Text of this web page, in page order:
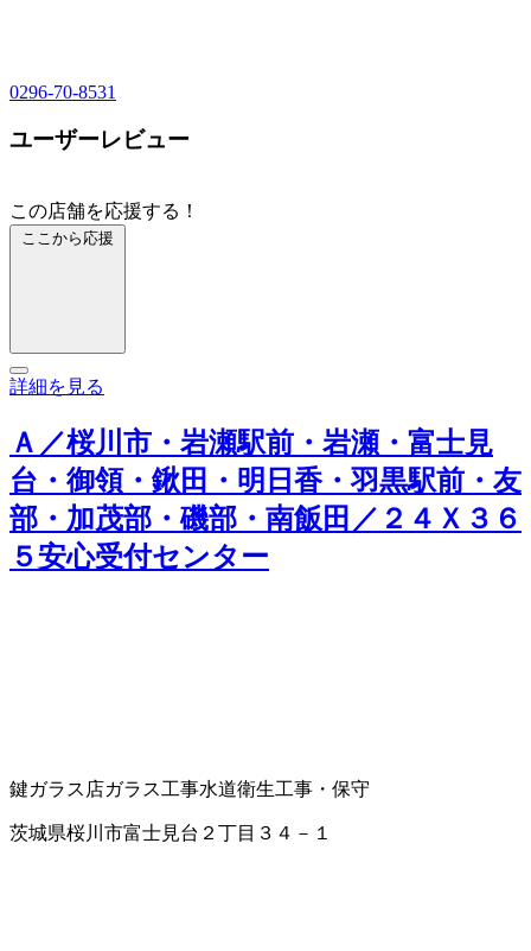
0296-70-8531
ユーザーレビュー
この店舗を応援する！
ここから応援
詳細を見る
Ａ／桜川市・岩瀬駅前・岩瀬・富士見
台・御領・鍬田・明日香・羽黒駅前・友
部・加茂部・磯部・南飯田／２４Ｘ３６
５安心受付センター
鍵ガラス店ガラス工事水道衛生工事・保守
茨城県桜川市富士見台２丁目３４－１